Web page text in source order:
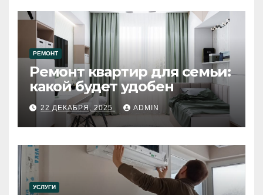
РЕМОНТ
Ремонт квартир для семьи:
какой будет удобен
22 ДЕКАБРЯ, 2025 ADMIN
УСЛУГИ